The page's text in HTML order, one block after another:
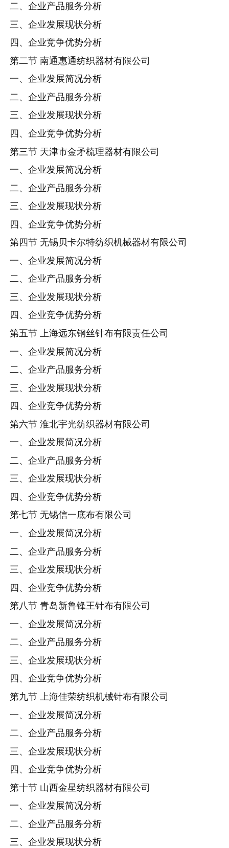
二、企业产品服务分析
三、企业发展现状分析
四、企业竞争优势分析
第二节 南通惠通纺织器材有限公司
一、企业发展简况分析
二、企业产品服务分析
三、企业发展现状分析
四、企业竞争优势分析
第三节 天津市金矛梳理器材有限公司
一、企业发展简况分析
二、企业产品服务分析
三、企业发展现状分析
四、企业竞争优势分析
第四节 无锡贝卡尔特纺织机械器材有限公司
一、企业发展简况分析
二、企业产品服务分析
三、企业发展现状分析
四、企业竞争优势分析
第五节 上海远东钢丝针布有限责任公司
一、企业发展简况分析
二、企业产品服务分析
三、企业发展现状分析
四、企业竞争优势分析
第六节 淮北宇光纺织器材有限公司
一、企业发展简况分析
二、企业产品服务分析
三、企业发展现状分析
四、企业竞争优势分析
第七节 无锡信一底布有限公司
一、企业发展简况分析
二、企业产品服务分析
三、企业发展现状分析
四、企业竞争优势分析
第八节 青岛新鲁锋王针布有限公司
一、企业发展简况分析
二、企业产品服务分析
三、企业发展现状分析
四、企业竞争优势分析
第九节 上海佳荣纺织机械针布有限公司
一、企业发展简况分析
二、企业产品服务分析
三、企业发展现状分析
四、企业竞争优势分析
第十节 山西金星纺织器材有限公司
一、企业发展简况分析
二、企业产品服务分析
三、企业发展现状分析